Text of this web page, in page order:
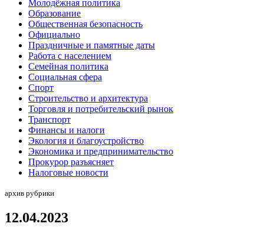
Молодёжная политика
Образование
Общественная безопасность
Официально
Праздничные и памятные даты
Работа с населением
Семейная политика
Социальная сфера
Спорт
Строительство и архитектура
Торговля и потребительский рынок
Транспорт
Финансы и налоги
Экология и благоустройство
Экономика и предпринимательство
Прокурор разъясняет
Налоговые новости
архив рубрики
12.04.2023